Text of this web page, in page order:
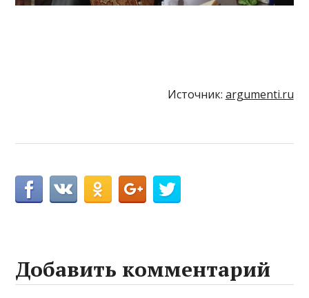
Источник: argumenti.ru
Добавить комментарий